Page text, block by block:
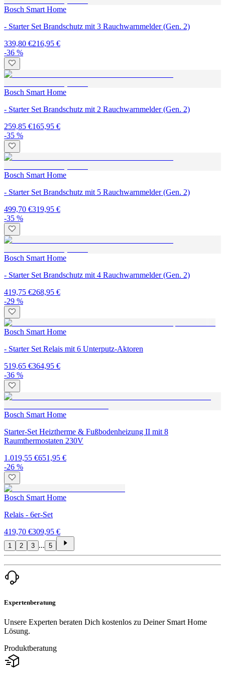
Bosch Smart Home
- Starter Set Brandschutz mit 3 Rauchwarnmelder (Gen. 2)
339,80 €216,95 €
-36 %
Bosch Smart Home
- Starter Set Brandschutz mit 2 Rauchwarnmelder (Gen. 2)
259,85 €165,95 €
-35 %
Bosch Smart Home
- Starter Set Brandschutz mit 5 Rauchwarnmelder (Gen. 2)
499,70 €319,95 €
-35 %
Bosch Smart Home
- Starter Set Brandschutz mit 4 Rauchwarnmelder (Gen. 2)
419,75 €268,95 €
-29 %
Bosch Smart Home
- Starter Set Relais mit 6 Unterputz-Aktoren
519,65 €364,95 €
-36 %
Bosch Smart Home
Starter-Set Heiztherme & Fußbodenheizung II mit 8
Raumthermostaten 230V
1.019,55 €651,95 €
-26 %
Bosch Smart Home
Relais - 6er-Set
419,70 €309,95 €
1 2 3 ... 5
Expertenberatung
Unsere Experten beraten Dich kostenlos zu Deiner Smart Home
Lösung.
Produktberatung